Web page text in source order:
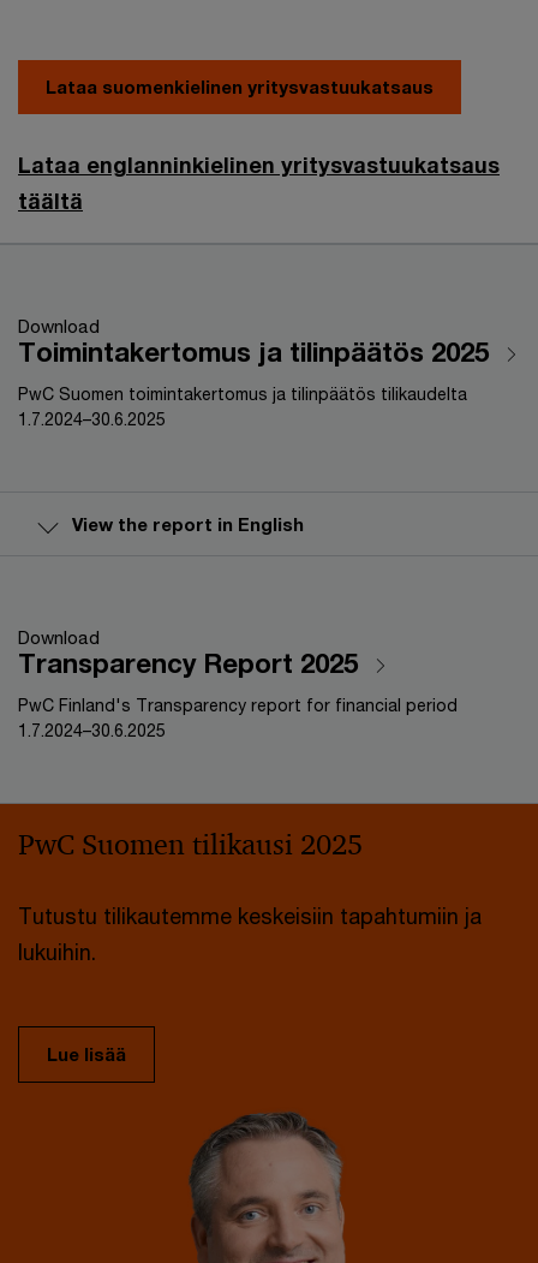
Lataa suomenkielinen yritysvastuukatsaus
Lataa englanninkielinen yritysvastuukatsaus
täältä
Download
Toimintakertomus ja tilinpäätös 2025
PwC Suomen toimintakertomus ja tilinpäätös tilikaudelta
1.7.2024–30.6.2025
View the report in English
Download
Transparency Report 2025
PwC Finland's Transparency report for financial period
1.7.2024–30.6.2025
PwC Suomen tilikausi 2025
Tutustu tilikautemme keskeisiin tapahtumiin ja
lukuihin.
Lue lisää